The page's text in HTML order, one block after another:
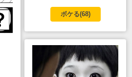
ボケる(68)